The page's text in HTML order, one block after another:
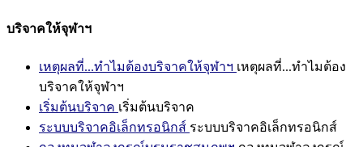
บริจาคให้จุฬาฯ
เหตุผลที่...ทำไมต้องบริจาคให้จุฬาฯ เหตุผลที่...ทำไมต้อง
บริจาคให้จุฬาฯ
เริ่มต้นบริจาค เริ่มต้นบริจาค
ระบบบริจาคอิเล็กทรอนิกส์ ระบบบริจาคอิเล็กทรอนิกส์